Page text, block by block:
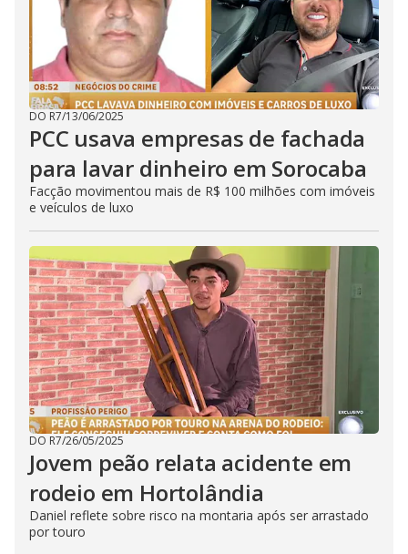
DO R7/13/06/2025
PCC usava empresas de fachada
para lavar dinheiro em Sorocaba
Facção movimentou mais de R$ 100 milhões com imóveis
e veículos de luxo
DO R7/26/05/2025
Jovem peão relata acidente em
rodeio em Hortolândia
Daniel reflete sobre risco na montaria após ser arrastado
por touro